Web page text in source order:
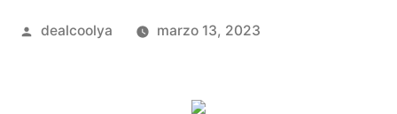
Publicado
dealcoolya marzo 13, 2023